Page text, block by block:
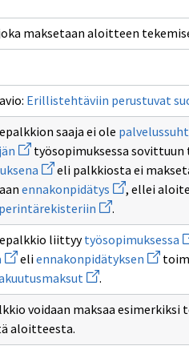
maksetaan aloitteen
Erillistehtäviin perustuvat
saaja ei ole
Avaa
uuden
ikkunan
sivulle
työntekijän
työsopimuksessa
Avaa
uuden
ikkunan
sivulle
työkorvauksena
eli palkkiosta ei
ennakonpidätys Avaa
uuden
ikkunan
sivulle
, ellei
Avaa
uuden
ikkunan
sivulle
.
liittyytyösopimuksessa
Avaa
uuden
ikkunan
sivulle
palkkana
eliennakonpidätyksen Avaa
uuden
sivulle
Avaa
uuden
ikkunan
sivulle
.
voidaan maksaa
aloitteesta.